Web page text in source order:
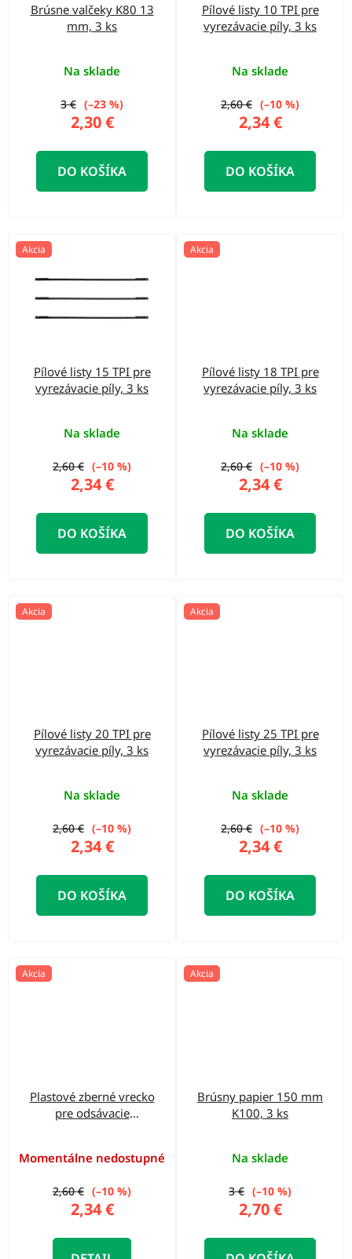
Brúsne valčeky K80 13
mm, 3 ks
Na sklade
2,30 €
3 € (–23 %)
DO KOŠÍKA
Pílové listy 10 TPI pre
vyrezávacie píly, 3 ks
Na sklade
2,34 €
2,60 € (–10 %)
DO KOŠÍKA
Akcia
Pílové listy 15 TPI pre
vyrezávacie píly, 3 ks
Na sklade
2,34 €
2,60 € (–10 %)
DO KOŠÍKA
Akcia
Pílové listy 18 TPI pre
vyrezávacie píly, 3 ks
Na sklade
2,34 €
2,60 € (–10 %)
DO KOŠÍKA
Akcia
Pílové listy 20 TPI pre
vyrezávacie píly, 3 ks
Na sklade
2,34 €
2,60 € (–10 %)
DO KOŠÍKA
Akcia
Pílové listy 25 TPI pre
vyrezávacie píly, 3 ks
Na sklade
2,34 €
2,60 € (–10 %)
DO KOŠÍKA
Akcia
Plastové zberné vrecko
pre odsávacie
Momentálne nedostupné
2,34 €
2,60 € (–10 %)
Akcia
Brúsny papier 150 mm
K100, 3 ks
Na sklade
2,70 €
3 € (–10 %)